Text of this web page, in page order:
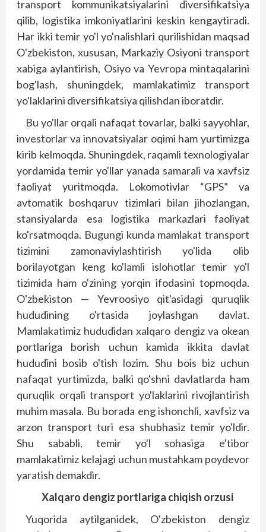
transport kommunikatsiyalarini diversifikatsiya
qilib, logistika imkoniyatlarini keskin kengaytiradi.
Har ikki temir yo'l yo'nalishlari qurilishidan maqsad
O'zbekiston, xususan, Markaziy Osiyoni transport
xabiga aylantirish, Osiyo va Yevropa mintaqalarini
bog'lash, shuningdek, mamlakatimiz transport
yo'laklarini diversifikatsiya qilishdan iboratdir.
Bu yo'llar orqali nafaqat tovarlar, balki sayyohlar,
investorlar va innovatsiyalar oqimi ham yurtimizga
kirib kelmoqda. Shuningdek, raqamli texnologiyalar
yordamida temir yo'llar yanada samarali va xavfsiz
faoliyat yuritmoqda. Lokomotivlar “GPS” va
avtomatik boshqaruv tizimlari bilan jihozlangan,
stansiyalarda esa logistika markazlari faoliyat
ko'rsatmoqda. Bugungi kunda mamlakat transport
tizimini zamonaviylashtirish yo'lida olib
borilayotgan keng ko'lamli islohotlar temir yo'l
tizimida ham o'zining yorqin ifodasini topmoqda.
O'zbekiston — Yevroosiyo qit'asidagi quruqlik
hududining o'rtasida joylashgan davlat.
Mamlakatimiz hududidan xalqaro dengiz va okean
portlariga borish uchun kamida ikkita davlat
hududini bosib o'tish lozim. Shu bois biz uchun
nafaqat yurtimizda, balki qo'shni davlatlarda ham
quruqlik orqali transport yo'laklarini rivojlantirish
muhim masala. Bu borada eng ishonchli, xavfsiz va
arzon transport turi esa shubhasiz temir yo'ldir.
Shu sababli, temir yo'l sohasiga e'tibor
mamlakatimiz kelajagi uchun mustahkam poydevor
yaratish demakdir.
Xalqaro dengiz portlariga chiqish orzusi
Yuqorida aytilganidek, O'zbekiston dengiz